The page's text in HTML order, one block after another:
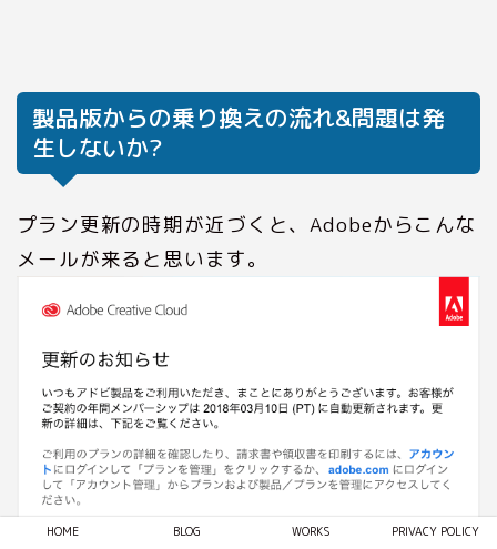
製品版からの乗り換えの流れ&問題は発
生しないか?
プラン更新の時期が近づくと、Adobeからこんな
メールが来ると思います。
HOME BLOG WORKS PRIVACY POLICY